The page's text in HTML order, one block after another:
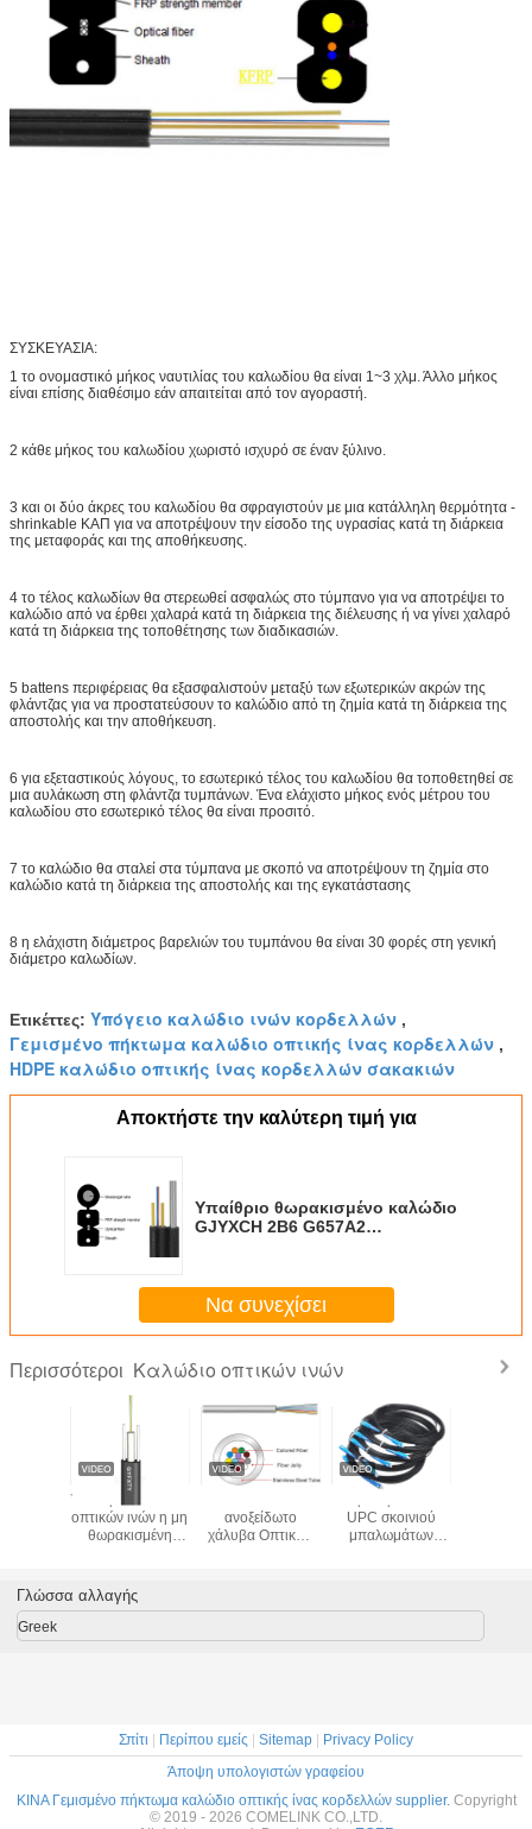
ΣΥΣΚΕΥΑΣΙΑ:
1 το ονομαστικό μήκος ναυτιλίας του καλωδίου θα είναι 1~3 χλμ. Άλλο μήκος
είναι επίσης διαθέσιμο εάν απαιτείται από τον αγοραστή.
2 κάθε μήκος του καλωδίου χωριστό ισχυρό σε έναν ξύλινο.
3 και οι δύο άκρες του καλωδίου θα σφραγιστούν με μια κατάλληλη θερμότητα -
shrinkable ΚΑΠ για να αποτρέψουν την είσοδο της υγρασίας κατά τη διάρκεια
της μεταφοράς και της αποθήκευσης.
4 το τέλος καλωδίων θα στερεωθεί ασφαλώς στο τύμπανο για να αποτρέψει το
καλώδιο από να έρθει χαλαρά κατά τη διάρκεια της διέλευσης ή να γίνει χαλαρό
κατά τη διάρκεια της τοποθέτησης των διαδικασιών.
5 battens περιφέρειας θα εξασφαλιστούν μεταξύ των εξωτερικών ακρών της
φλάντζας για να προστατεύσουν το καλώδιο από τη ζημία κατά τη διάρκεια της
αποστολής και την αποθήκευση.
6 για εξεταστικούς λόγους, το εσωτερικό τέλος του καλωδίου θα τοποθετηθεί σε
μια αυλάκωση στη φλάντζα τυμπάνων. Ένα ελάχιστο μήκος ενός μέτρου του
καλωδίου στο εσωτερικό τέλος θα είναι προσιτό.
7 το καλώδιο θα σταλεί στα τύμπανα με σκοπό να αποτρέψουν τη ζημία στο
καλώδιο κατά τη διάρκεια της αποστολής και της εγκατάστασης
8 η ελάχιστη διάμετρος βαρελιών του τυμπάνου θα είναι 30 φορές στη γενική
διάμετρο καλωδίων.
Ετικέττες: Υπόγειο καλώδιο ινών κορδελλών ,
Γεμισμένο πήκτωμα καλώδιο οπτικής ίνας κορδελλών ,
HDPE καλώδιο οπτικής ίνας κορδελλών σακακιών
Αποκτήστε την καλύτερη τιμή για
Υπαίθριο θωρακισμένο καλώδιο
GJYXCH 2B6 G657A2
Να συνεχίσει
Περισσότεροι Καλώδιο οπτικών ινών
ίνες
Υπαίθρια GYFXTY
οπτικών ινών η μη
θωρακισμένη
2-24 καλωδίων
χαλαρώνει το
ανοξείδωτο
χάλυβα Οπτικών
UPC σκοινιού
μπαλωμάτων
Ftth πυρήνας 2
Γλώσσα αλλαγής
Greek
Σπίτι Περίπου εμείς Sitemap
Privacy Policy
Άποψη υπολογιστών γραφείου
ΚΙΝΑ Γεμισμένο πήκτωμα καλώδιο οπτικής ίνας κορδελλών supplier. Copyright
© 2019 - 2026 COMELINK CO.,LTD.